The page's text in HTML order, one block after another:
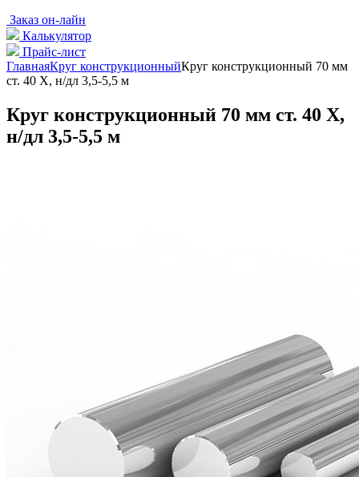
Заказ он-лайн
Калькулятор
Прайс-лист
ГлавнаяКруг конструкционныйКруг конструкционный 70 мм
ст. 40 Х, н/дл 3,5-5,5 м
Круг конструкционный 70 мм ст. 40 Х,
н/дл 3,5-5,5 м